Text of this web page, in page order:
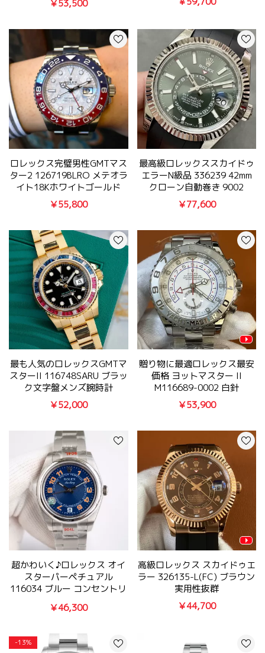
￥53,500
ロレックス完璧男性GMTマス
ター2 126719BLRO メテオラ
イト18Kホワイトゴールド
￥55,800
最高級ロレックススカイドゥ
エラーN級品 336239 42mm
クローン自動巻き 9002
￥77,600
最も人気のロレックスGMTマ
スターII 116748SARU ブラッ
ク文字盤メンズ腕時計
￥52,000
贈り物に最適ロレックス最安
価格 ヨットマスター II
M116689-0002 白針
￥53,900
超かわいく♪ロレックス オイ
スターパーペチュアル
116034 ブルー コンセントリ
ック
￥46,300
高級ロレックス スカイドゥエ
ラー 326135-L(FC) ブラウン
実用性抜群
￥44,700
-13%